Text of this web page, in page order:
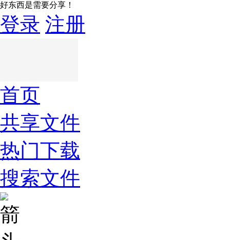
好东西是需要分享！
登录 注册
首页
共享文件
热门下载
搜索文件